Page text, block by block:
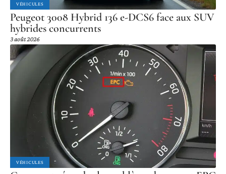
VÉHICULES
Peugeot 3008 Hybrid 136 e-DCS6 face aux SUV
hybrides concurrents
3 août 2026
VÉHICULES